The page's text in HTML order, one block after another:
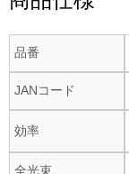
品番
JANコード
効率
全光束